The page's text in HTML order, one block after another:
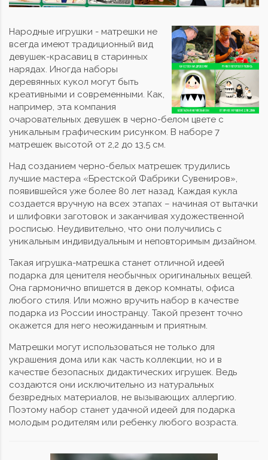
Народные игрушки - матрешки не
всегда имеют традиционный вид
девушек-красавиц в старинных
нарядах. Иногда наборы
деревянных кукол могут быть
креативными и современными. Как,
например, эта компания
очаровательных девушек в черно-белом цвете с
уникальным графическим рисунком. В наборе 7
матрешек высотой от 2,2 до 13,5 см.
Над созданием черно-белых матрешек трудились
лучшие мастера «Брестской Фабрики Сувениров»,
появившейся уже более 80 лет назад. Каждая кукла
создается вручную на всех этапах – начиная от вытачки
и шлифовки заготовок и заканчивая художественной
росписью. Неудивительно, что они получились с
уникальным индивидуальным и неповторимым дизайном.
Такая игрушка-матрешка станет отличной идеей
подарка для ценителя необычных оригинальных вещей.
Она гармонично впишется в декор комнаты, офиса
любого стиля. Или можно вручить набор в качестве
подарка из России иностранцу. Такой презент точно
окажется для него неожиданным и приятным.
Матрешки могут использоваться не только для
украшения дома или как часть коллекции, но и в
качестве безопасных дидактических игрушек. Ведь
создаются они исключительно из натуральных
безвредных материалов, не вызывающих аллергию.
Поэтому набор станет удачной идеей для подарка
молодым родителям или ребенку любого возраста.